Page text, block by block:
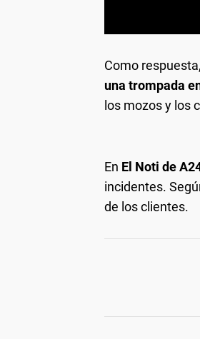
Como
una trompada
los mozos y los
En El Noti de
incidentes.
de los clientes.